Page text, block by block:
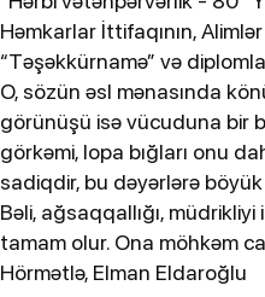
Həmkarlar İttifaqının,
“Təşəkkürnamə” və
O, sözün əsl mənasında
görünüşü isə vücuduna bir
görkəmi, lopa bığları onu
sadiqdir, bu dəyərlərə
Bəli, ağsaqqallığı,
tamam olur. Ona möhkəm
Hörmətlə, Elman Eldaroğlu